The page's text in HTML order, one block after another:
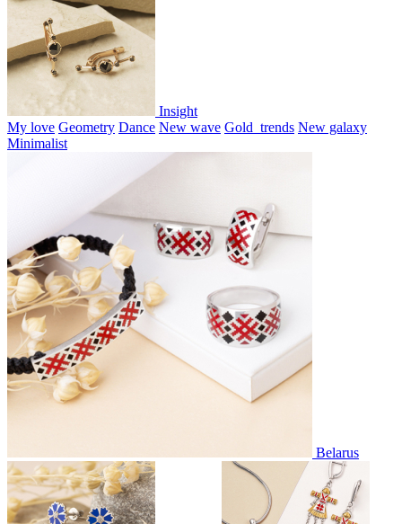
Insight
My love Geometry Dance New wave Gold_trends New galaxy
Minimalist
Belarus